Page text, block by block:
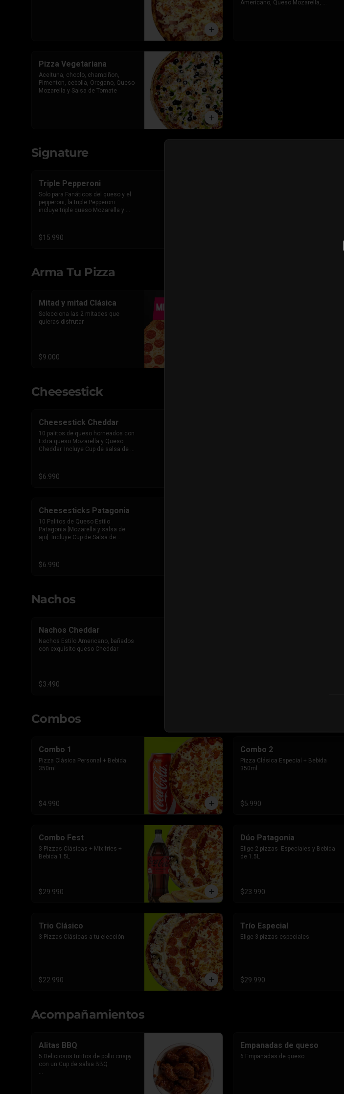
Americano, Queso Mozarella,
Pizza Vegetariana
Aceituna, choclo, champiñon,
Pimenton, cebolla, Oregano, Queso
Mozarella y Salsa de Tomate
Signature
Triple Pepperoni
Solo para Fanáticos del queso y el
pepperoni, la triple Pepperoni
incluye triple queso Mozarella y
$15.990
Arma Tu Pizza
Mitad y mitad Clásica
Selecciona las 2 mitades que
quieras disfrutar
$9.000
Cheesestick
Cheesestick Cheddar
10 palitos de queso horneados con
Extra queso Mozarella y Queso
Cheddar. Incluye Cup de salsa de
$6.990
Cheesesticks Patagonia
10 Palitos de Queso Estilo
Patagonia [Mozarella y salsa de
ajo]. Incluye Cup de Salsa de
$6.990
Nachos
Nachos Cheddar
Nachos Estilo Americano, bañados
con exquisito queso Cheddar
$3.490
Combos
Combo 1
Pizza Clásica Personal + Bebida
350ml
$4.990
Combo 2
Pizza Clásica Especial + Bebida
350ml
$5.990
Combo Fest
3 Pizzas Clásicas + Mix fries +
Bebida 1.5L
$29.990
Dúo Patagonia
Elige 2 pizzas  Especiales y Bebida
de 1.5L
$23.990
Trio Clásico
3 Pizzas Clásicas a tu elección
$22.990
Trío Especial
Elige 3 pizzas especiales
$29.990
Acompañamientos
Alitas BBQ
5 Deliciosos tutitos de pollo crispy
con un Cup de salsa BBQ
Empanadas de queso
6 Empanadas de queso